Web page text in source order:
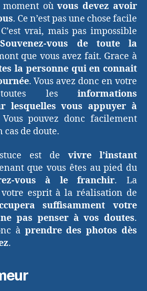
moment oùvous devez avoir
. Ce n’est pas une chose facile
vrai, mais pas impossible
Souvenez-vous de toute la
que vous avez fait. Grace à
la personne qui en connait
. Vous avez donc en votre
toutes les informations
lesquelles vous appuyer à
pouvez donc facilement
cas de doute.
est de vivre l’instant
que vous êtes au pied du
vous à le franchir. La
esprit à la réalisation de
suffisamment votre
pas penser à vos doutes.
à prendre des photos dès
.